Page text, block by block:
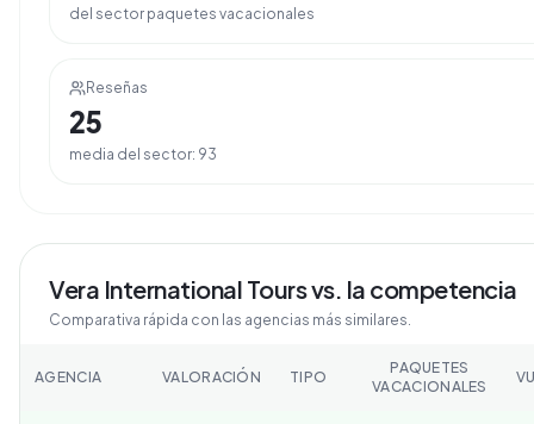
del sector paquetes vacacionales
Reseñas
25
media del sector: 93
Vera International Toursvs. la competencia
Comparativa rápida con las agencias más similares.
AGENCIA VALORACIÓN TIPO
PAQUETES
VACACIONALES